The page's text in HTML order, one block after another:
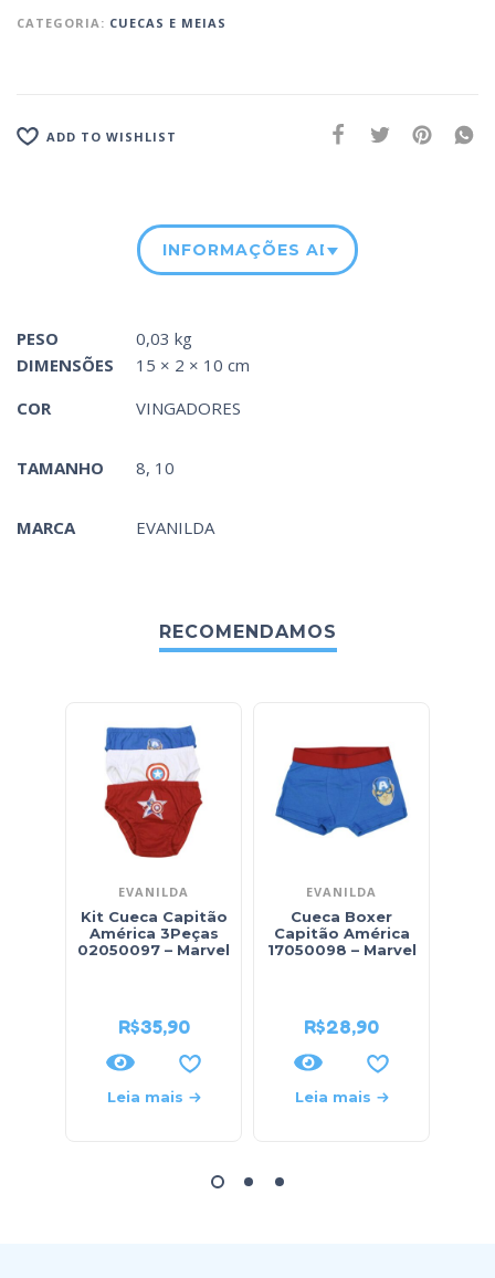
CATEGORIA: CUECAS E MEIAS
ADD TO WISHLIST
INFORMAÇÕES ADICIONAIS
PESO
0,03 kg
DIMENSÕES
15 × 2 × 10 cm
COR
VINGADORES
TAMANHO 8, 10
MARCA EVANILDA
RECOMENDAMOS
EVANILDA
Kit Cueca Capitão
América 3Peças
02050097 – Marvel
R$35,90
Leia mais
EVANILDA
Cueca Boxer
Capitão América
17050098 – Marvel
R$28,90
Leia mais